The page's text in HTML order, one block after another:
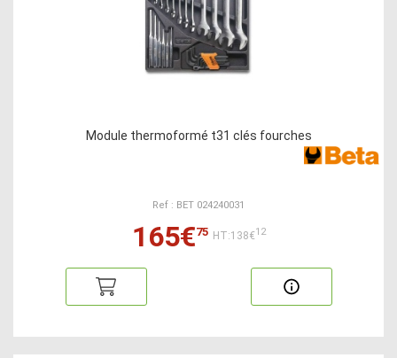
Module thermoformé t31 clés fourches
Ref : BET 024240031
165€75 HT:138€12